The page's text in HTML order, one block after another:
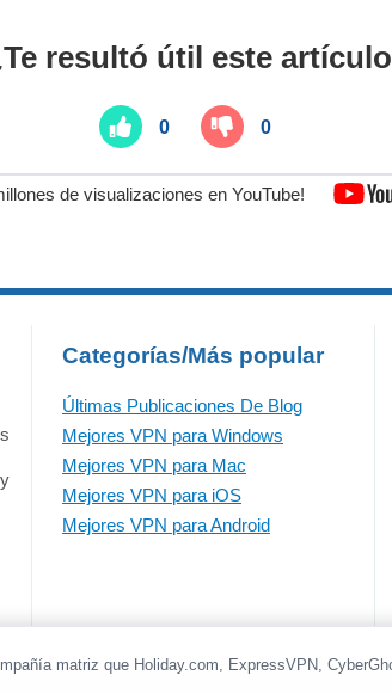
resultó útil este
0 0
de visualizaciones en YouTube!
Categorías/Más popular
Últimas Publicaciones De Blog
Mejores VPN para Windows
Mejores VPN para Mac
Mejores VPN para iOS
Mejores VPN para Android
matriz que Holiday.com, ExpressVPN,